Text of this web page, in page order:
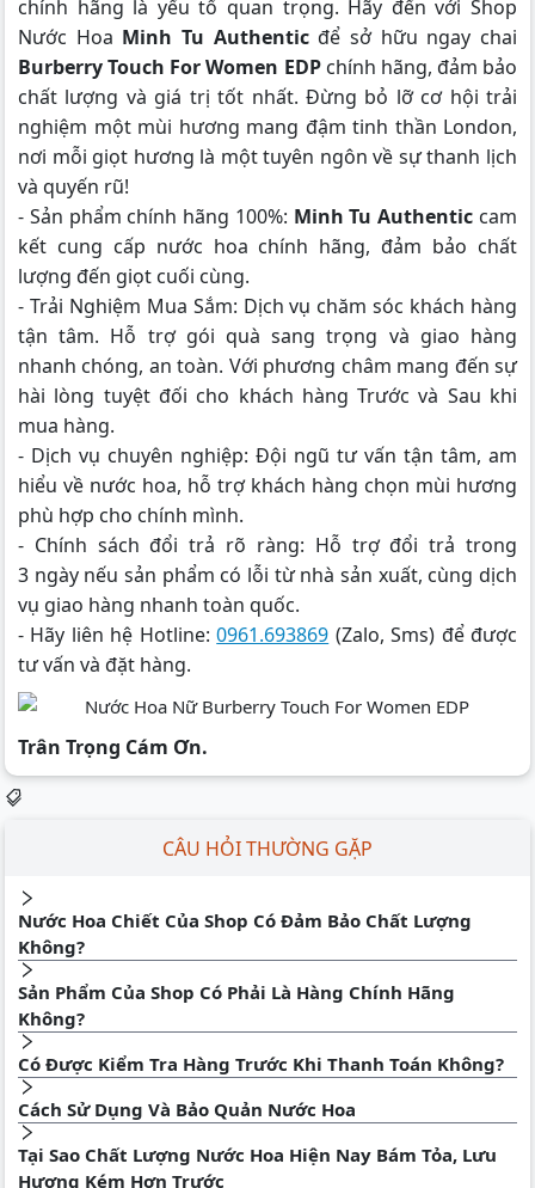
chính hãng là yếu tố quan trọng. Hãy đến với Shop
Nước Hoa Minh Tu Authenticđể sở hữu ngay chai
Burberry Touch For Women EDPchính hãng, đảm bảo
chất lượng và giá trị tốt nhất. Đừng bỏ lỡ cơ hội trải
nghiệm một mùi hương mang đậm tinh thần London,
nơi mỗi giọt hương là một tuyên ngôn về sự thanh lịch
và quyến rũ!
- Sản phẩm chính hãng 100%: Minh Tu Authentic cam
kết cung cấp nước hoa chính hãng, đảm bảo chất
lượng đến giọt cuối cùng.
- Trải Nghiệm Mua Sắm: Dịch vụ chăm sóc khách hàng
tận tâm. Hỗ trợ gói quà sang trọng và giao hàng
nhanh chóng, an toàn. Với phương châm mang đến sự
hài lòng tuyệt đối cho khách hàng Trước và Sau khi
mua hàng.
- Dịch vụ chuyên nghiệp: Đội ngũ tư vấn tận tâm, am
hiểu về nước hoa, hỗ trợ khách hàng chọn mùi hương
phù hợp cho chính mình.
- Chính sách đổi trả rõ ràng: Hỗ trợ đổi trả trong
3 ngày nếu sản phẩm có lỗi từ nhà sản xuất, cùng dịch
vụ giao hàng nhanh toàn quốc.
- Hãy liên hệ Hotline:0961.693869 (Zalo, Sms) để được
tư vấn và đặt hàng.
Trân Trọng Cám Ơn.
CÂU HỎI THƯỜNG GẶP
Nước Hoa Chiết Của Shop Có Đảm Bảo Chất Lượng
Không?
Sản Phẩm Của Shop Có Phải Là Hàng Chính Hãng
Không?
Có Được Kiểm Tra Hàng Trước Khi Thanh Toán Không?
Cách Sử Dụng Và Bảo Quản Nước Hoa
Tại Sao Chất Lượng Nước Hoa Hiện Nay Bám Tỏa, Lưu
Hương Kém Hơn Trước